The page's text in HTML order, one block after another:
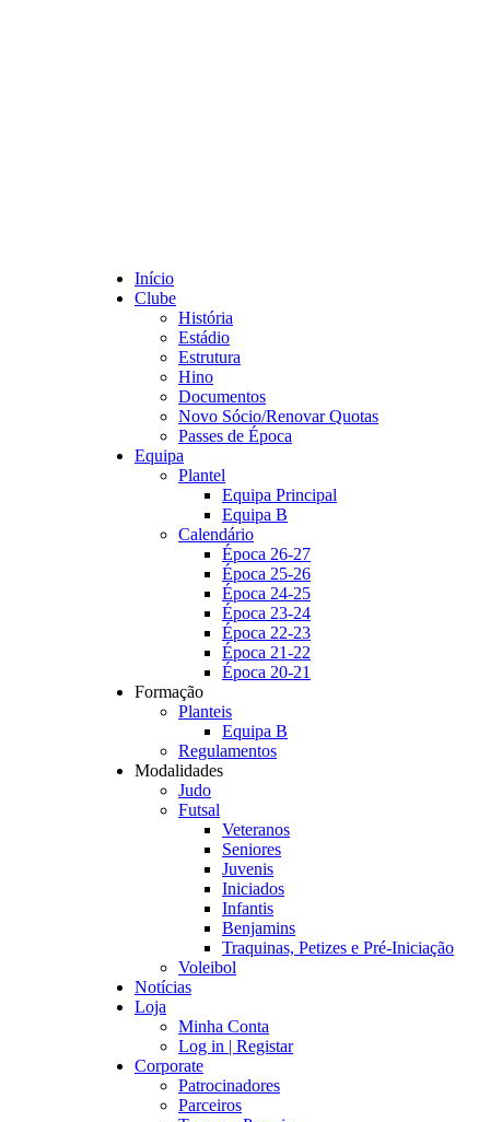
Início
Clube
História
Estádio
Estrutura
Hino
Documentos
Novo Sócio/Renovar Quotas
Passes de Época
Equipa
Plantel
Equipa Principal
Equipa B
Calendário
Época 26-27
Época 25-26
Época 24-25
Época 23-24
Época 22-23
Época 21-22
Época 20-21
Formação
Planteis
Equipa B
Regulamentos
Modalidades
Judo
Futsal
Veteranos
Seniores
Juvenis
Iniciados
Infantis
Benjamins
Traquinas, Petizes e Pré-Iniciação
Voleibol
Notícias
Loja
Minha Conta
Log in | Registar
Corporate
Patrocinadores
Parceiros